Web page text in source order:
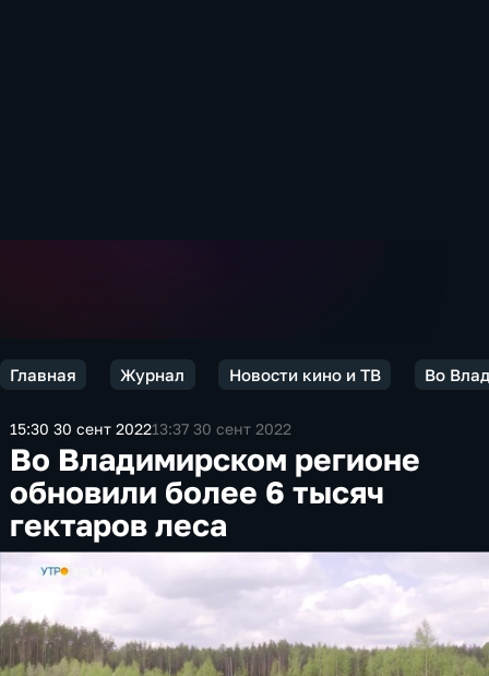
Главная Журнал Новости кино и ТВ Во
15:30 30 сент 202213:37 30 сент 2022
Во Владимирском регионе
обновили более 6 тысяч
гектаров леса